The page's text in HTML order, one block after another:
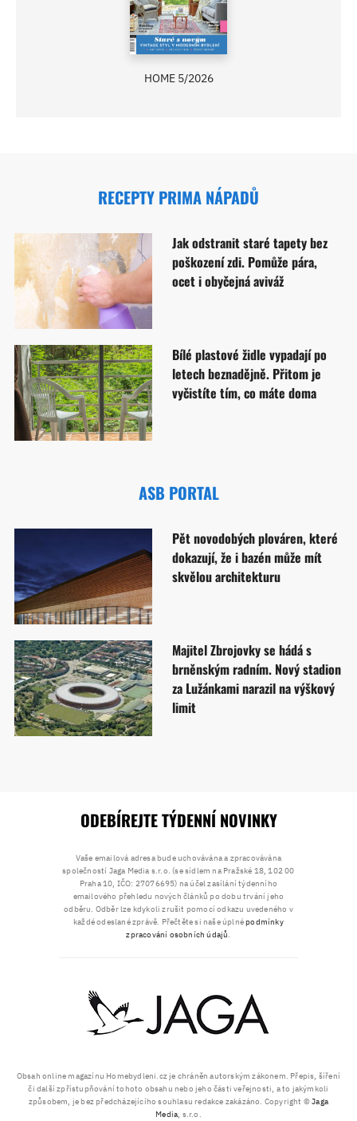
HOME 5/2026
RECEPTY PRIMA NÁPADŮ
Jak odstranit staré tapety bez
poškození zdi. Pomůže pára,
ocet i obyčejná aviváž
Bílé plastové židle vypadají po
letech beznadějně. Přitom je
vyčistíte tím, co máte doma
ASB PORTAL
Pět novodobých plováren, které
dokazují, že i bazén může mít
skvělou architekturu
Majitel Zbrojovky se hádá s
brněnským radním. Nový stadion
za Lužánkami narazil na výškový
limit
Obsah online magazínu Homebydleni.cz je chráněn autorským zákonem. Přepis, šíření
či další zpřístupňování tohoto obsahu nebo jeho části veřejnosti, a to jakýmkoli
způsobem, je bez předcházejícího souhlasu redakce zakázáno. Copyright ©Jaga
Media, s.r.o.
ODEBÍREJTE TÝDENNÍ NOVINKY
Vaše emailová adresa bude uchovávána a zpracovávána
společností Jaga Media s.r.o. (se sídlem na Pražské 18, 102 00
Praha 10, IČO: 27076695) na účel zasílání týdenního
emailového přehledu nových článků po dobu trvání jeho
odběru. Odběr lze kdykoli zrušit pomocí odkazu uvedeného v
každé odeslané zprávě. Přečtěte si naše úplnépodmínky
zpracování osobních údajů.